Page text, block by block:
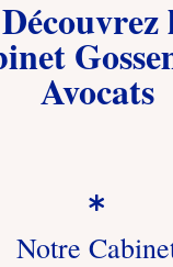
Découvrez
Avocats

Notre